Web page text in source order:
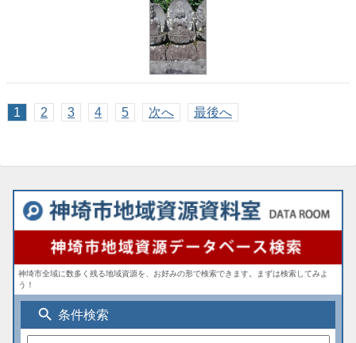
1 2 3 4 5 次へ 最後へ
神埼市全域に数多く残る地域資源を、お好みの形で検索できます。まずは検索してみよ
う！
search 条件検索